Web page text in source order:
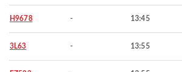
H9678 - 13:45
3L63 - 13:55